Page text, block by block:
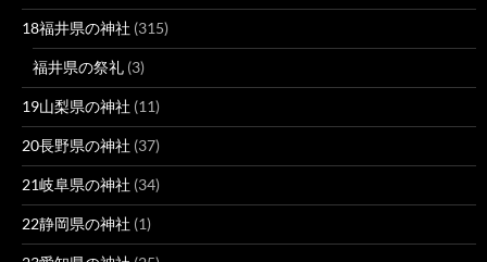
18福井県の神社 (315)
福井県の祭礼 (3)
19山梨県の神社 (11)
20長野県の神社 (37)
21岐阜県の神社 (34)
22静岡県の神社 (1)